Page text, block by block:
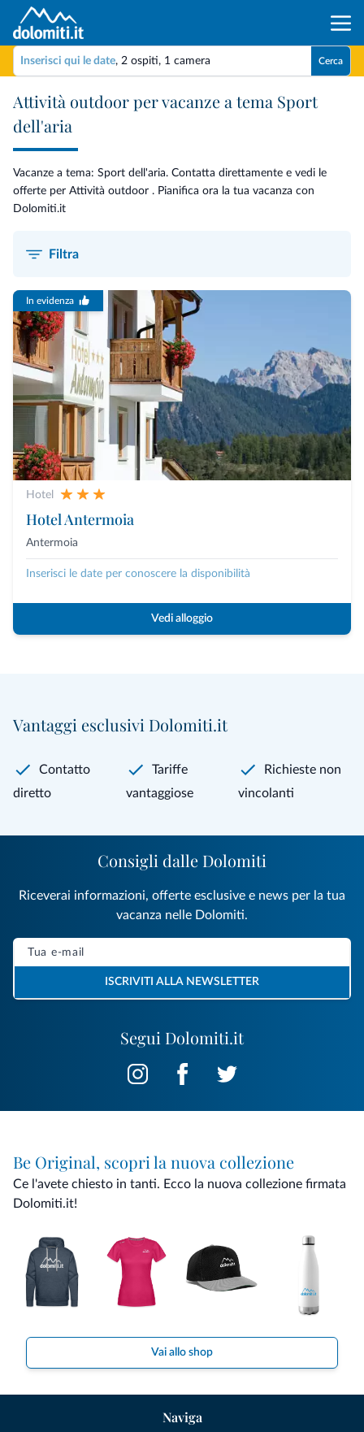
Inserisci qui le date, 2 ospiti, 1 camera Cerca
Attività outdoor per vacanze a tema Sport
dell'aria
Vacanze a tema: Sport dell'aria. Contatta direttamente e vedi le
offerte per Attività outdoor . Pianifica ora la tua vacanza con
Dolomiti.it
Filtra
In evidenza
Hotel
Hotel Antermoia
Antermoia
Inserisci le date per conoscere la disponibilità
Vedi alloggio
Vantaggi esclusivi Dolomiti.it
Contatto
diretto
Tariffe
vantaggiose
Richieste non
vincolanti
Segui Dolomiti.it
Consigli dalle Dolomiti
Riceverai informazioni, offerte esclusive e news per la tua
vacanza nelle Dolomiti.
ISCRIVITI ALLA NEWSLETTER
Be Original, scopri la nuova collezione
Ce l'avete chiesto in tanti. Ecco la nuova collezione firmata
Dolomiti.it!
Vai allo shop
Naviga